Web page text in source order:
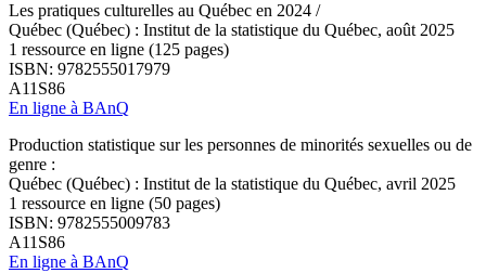
Les pratiques culturelles au Québec en 2024 /
Québec (Québec) : Institut de la statistique du Québec, août 2025
1 ressource en ligne (125 pages)
ISBN: 9782555017979
A11S86
En ligne à BAnQ
Production statistique sur les personnes de minorités sexuelles ou de
genre :
Québec (Québec) : Institut de la statistique du Québec, avril 2025
1 ressource en ligne (50 pages)
ISBN: 9782555009783
A11S86
En ligne à BAnQ